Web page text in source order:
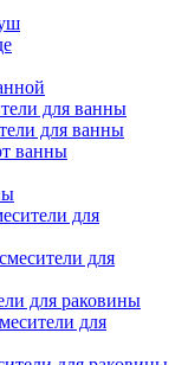
для ванны
для ванны
ванны
для
для
для раковины
для